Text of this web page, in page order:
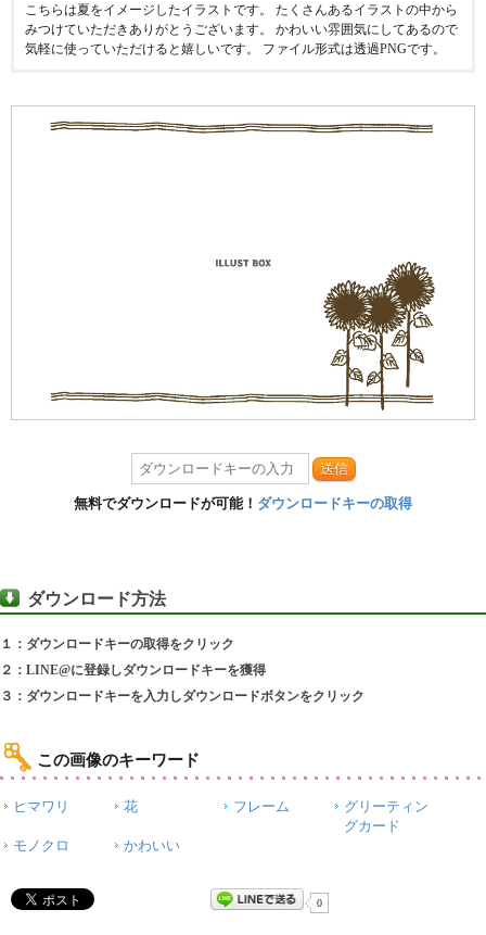
こちらは夏をイメージしたイラストです。 たくさんあるイラストの中から
みつけていただきありがとうございます。 かわいい雰囲気にしてあるので
気軽に使っていただけると嬉しいです。 ファイル形式は透過PNGです。
送信
無料でダウンロードが可能！ ダウンロードキーの取得
ダウンロード方法
１：ダウンロードキーの取得をクリック
２：LINE@に登録しダウンロードキーを獲得
３：ダウンロードキーを入力しダウンロードボタンをクリック
この画像のキーワード
ヒマワリ 花 フレーム
グリーティン
グカード
モノクロ
かわいい
0